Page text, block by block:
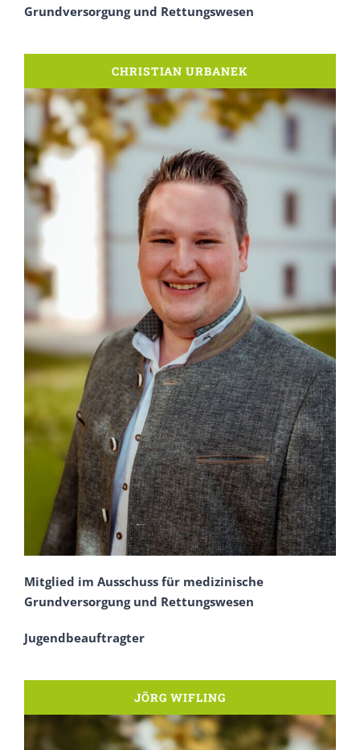
Grundversorgung und Rettungswesen
CHRISTIAN URBANEK
Mitglied im Ausschuss für medizinische
Grundversorgung und Rettungswesen
Jugendbeauftragter
JÖRG WIFLING